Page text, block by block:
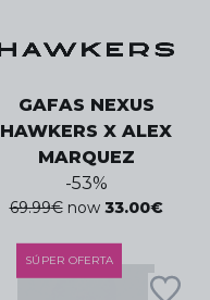
GAFAS NEXUS
HAWKERS X ALEX
MARQUEZ
-53%
69.99€ now 33.00€
SÚPER OFERTA